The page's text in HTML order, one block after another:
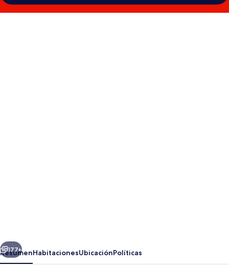
Spa
Siguiente
177+
ResumenHabitacionesUbicaciónPolíticas